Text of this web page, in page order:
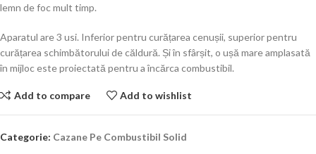
lemn de foc mult timp.
Aparatul are 3 usi. Inferior pentru curățarea cenușii, superior pentru
curățarea schimbătorului de căldură. Și în sfârșit, o ușă mare amplasată
în mijloc este proiectată pentru a încărca combustibil.
Add to compare Add to wishlist
Categorie: Cazane Pe Combustibil Solid